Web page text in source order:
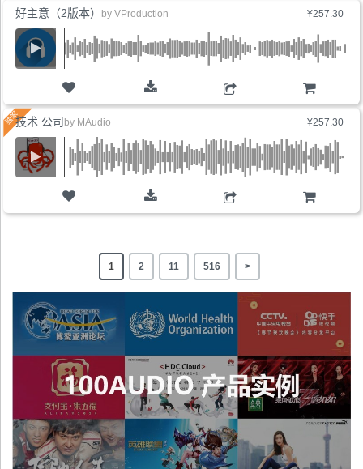
¥257.30
购物车
好主意（2版本） by VProduction
¥257.30
购物车
技术 公司 by MAudio
1 2 11 516 >